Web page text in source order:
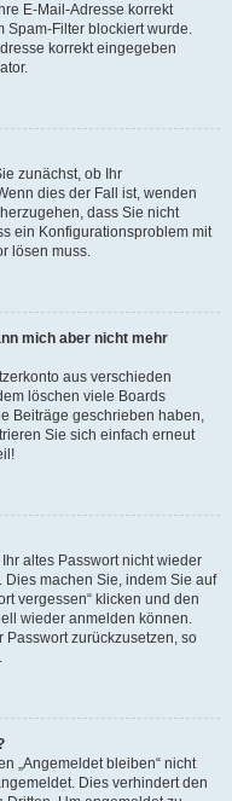
E-Mail-Adresse korrekt
Spam-Filter blockiert wurde.
korrekt eingegeben
zunächst, ob Ihr
dies der Fall ist, wenden
dass Sie nicht
ein Konfigurationsproblem mit
lösen muss.
mich aber nicht mehr
aus verschieden
löschen viele Boards
Beiträge geschrieben haben,
Sie sich einfach erneut
altes Passwort nicht wieder
machen Sie, indem Sie auf
vergessen“ klicken und den
wieder anmelden können.
Passwort zurückzusetzen, so
„Angemeldet bleiben“ nicht
Dies verhindert den